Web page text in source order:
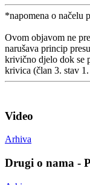
*napomena o načelu
Ovom objavom ne
narušava princip
krivično djelo dok se
krivica (član 3. stav
Video
Arhiva
Drugi o nama -